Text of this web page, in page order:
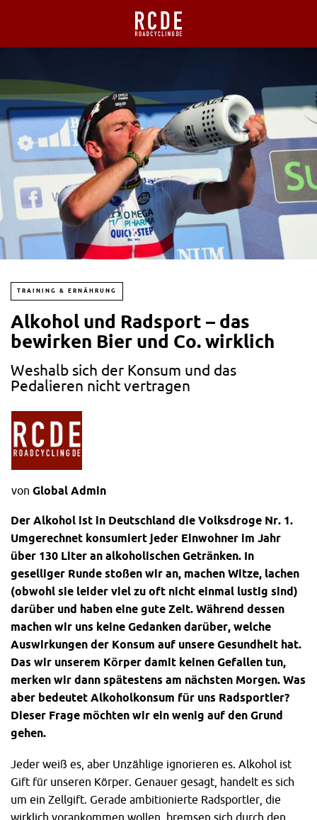
TRAINING & ERNÄHRUNG
Alkohol und Radsport – das
bewirken Bier und Co. wirklich
Weshalb sich der Konsum und das
Pedalieren nicht vertragen
von Global Admin
Der Alkohol ist in Deutschland die Volksdroge Nr. 1.
Umgerechnet konsumiert jeder Einwohner im Jahr
über 130 Liter an alkoholischen Getränken. In
geselliger Runde stoßen wir an, machen Witze, lachen
(obwohl sie leider viel zu oft nicht einmal lustig sind)
darüber und haben eine gute Zeit. Während dessen
machen wir uns keine Gedanken darüber, welche
Auswirkungen der Konsum auf unsere Gesundheit hat.
Das wir unserem Körper damit keinen Gefallen tun,
merken wir dann spätestens am nächsten Morgen. Was
aber bedeutet Alkoholkonsum für uns Radsportler?
Dieser Frage möchten wir ein wenig auf den Grund
gehen.
Jeder weiß es, aber Unzählige ignorieren es. Alkohol ist
Gift für unseren Körper. Genauer gesagt, handelt es sich
um ein Zellgift. Gerade ambitionierte Radsportler, die